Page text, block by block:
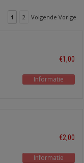
1 2 Volgende Vorige
€1,00
Informatie
€2,00
Informatie